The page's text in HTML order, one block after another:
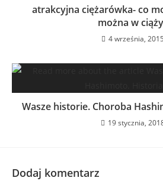
atrakcyjna ciężarówka- co
można w
4 września, 2015
Wasze historie. Choroba
19 stycznia,
Dodaj komentarz